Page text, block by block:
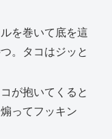
を巻いて底を這
。タコはジッと
コが抱いてくると
ってフッキン